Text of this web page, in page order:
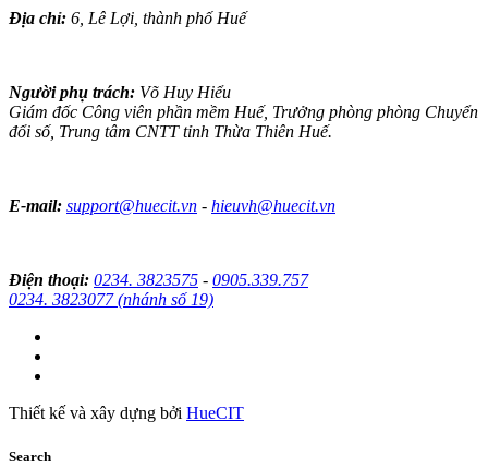
Địa chỉ: 6, Lê Lợi, thành phố Huế
Người phụ trách: Võ Huy Hiểu
Giám đốc Công viên phần mềm Huế, Trưởng phòng phòng Chuyển
đổi số, Trung tâm CNTT tỉnh Thừa Thiên Huế.
E-mail: support@huecit.vn - hieuvh@huecit.vn
Điện thoại: 0234. 3823575 - 0905.339.757
0234. 3823077 (nhánh số 19)
Thiết kế và xây dựng bởi HueCIT
Search